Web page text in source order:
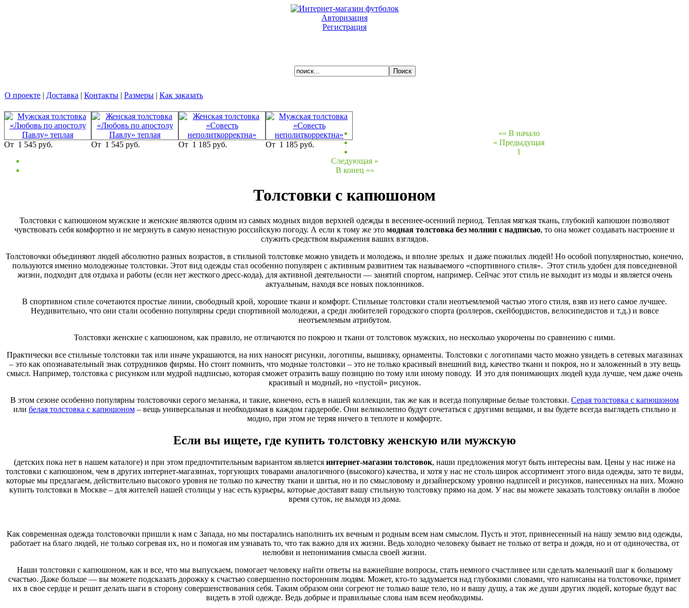
Авторизация
Регистрация
О проекте | Доставка | Контакты | Размеры | Как заказать
Толстовки с капюшоном
Толстовки с капюшоном мужские и женские являются одним из самых модных видов верхней одежды в весеннее-осенний период. Теплая мягкая ткань, глубокий капюшон позволяют
чувствовать себя комфортно и не мерзнуть в самую ненастную российскую погоду. А если к тому же это
служить средством выражения ваших взглядов.
Толстовочки объединяют людей абсолютно разных возрастов, в стильной толстовке можно увидеть и молодежь, и вполне зрелых
пользуются именно молодежные толстовки. Этот вид одежды стал особенно популярен с активным развитием так называемого «спортивного стиля».
актуальным, находя все новых поклонников.
В спортивном стиле сочетаются простые линии, свободный крой, хорошие ткани и комфорт. Стильные толстовки стали неотъемлемой частью этого стиля, взяв из него самое лучшее.
неотъемлемым атрибутом.
Толстовки женские с капюшоном, как правило, не отличаются по покрою и ткани от толстовок мужских, но несколько укорочены по сравнению с ними.
Практически все стильные толстовки так или иначе украшаются, на них наносят рисунки, логотипы, вышивку, орнаменты. Толстовки с логотипами часто можно увидеть в сетевых магазинах
– это как опознавательный знак сотрудников фирмы. Но стоит помнить, что модные толстовки – это не только красивый внешний вид, качество ткани и покроя, но и заложенный в эту вещь
смысл. Например, толстовка с рисунком или мудрой надписью, которая сможет отразить вашу позицию по тому или иному поводу. И это для понимающих людей куда лучше, чем даже очень
красивый и модный, но «пустой» рисунок.
В этом сезоне особенно популярны толстовочки серого меланжа, и такие, конечно, есть в нашей коллекции, так же как и всегда популярные белые толстовки.Серая толстовка с капюшоном
модно, при этом не теряя ничего в теплоте и комфорте.
Если вы ищете, где купить толстовку женскую или мужскую
(детских пока нет в нашем каталоге) и при этом предпочтительным вариантом является интернет-магазин толстовок , наши предложения могут быть интересны вам. Цены у нас ниже на
толстовки с капюшоном, чем в других интернет-магазинах, торгующих товарами аналогичного (высокого) качества, и хотя у нас не столь широк ассортимент этого вида одежды, зато те виды,
которые мы предлагаем, действительно высокого уровня не только по качеству ткани и шитья, но и по смысловому и дизайнерскому уровню надписей и рисунков, нанесенных на них. Можно
купить толстовки в Москве – для жителей нашей столицы у нас есть курьеры, которые доставят вашу стильную толстовку прямо на дом. У нас вы можете заказать толстовку онлайн в любое
Как современная одежда толстовочки пришли к нам с Запада, но мы постарались наполнить их вечным и родным всем нам смыслом. Пусть и этот, привнесенный на нашу землю вид одежды,
работает на благо людей, не только согревая их, но и помогая им узнавать то, что так важно для их жизни. Ведь холодно человеку бывает не только от ветра и дождя, но и от одиночества, от
нелюбви и непонимания смысла своей жизни.
Наши толстовки с капюшоном, как и все, что мы выпускаем, помогает человеку найти ответы на важнейшие вопросы, стать немного счастливее или сделать маленький шаг к большому
видеть в этой одежде. Ведь добрые и правильные слова нам всем необходимы.
От 1 545 руб. От 1 545 руб. От 1 185 руб. От 1 185 руб.
«« В начало
« Предыдущая
1
Следующая »
В конец »»
Толстовки с капюшоном
Толстовки с капюшоном мужские и женские являются одним из самых модных видов верхней одежды в весеннее-осенний период. Теплая мягкая ткань, глубокий капюшон позволяют
чувствовать себя комфортно и не мерзнуть в самую ненастную российскую погоду. А если к тому же это модная толстовка без молнии с надписью, то она может создавать настроение и
служить средством выражения ваших взглядов.
Толстовочки объединяют людей абсолютно разных возрастов, в стильной толстовке можно увидеть и молодежь, и вполне зрелых и даже пожилых людей! Но особой популярностью, конечно,
пользуются именно молодежные толстовки. Этот вид одежды стал особенно популярен с активным развитием так называемого «спортивного стиля». Этот стиль удобен для повседневной
жизни, подходит для отдыха и работы (если нет жесткого дресс-кода), для активной деятельности — занятий спортом, например. Сейчас этот стиль не выходит из моды и является очень
актуальным, находя все новых поклонников.
В спортивном стиле сочетаются простые линии, свободный крой, хорошие ткани и комфорт. Стильные толстовки стали неотъемлемой частью этого стиля, взяв из него самое лучшее.
Неудивительно, что они стали особенно популярны среди спортивной молодежи, а среди любителей городского спорта (роллеров, скейбордистов, велосипедистов и т.д.) и вовсе
неотъемлемым атрибутом.
Толстовки женские с капюшоном, как правило, не отличаются по покрою и ткани от толстовок мужских, но несколько укорочены по сравнению с ними.
Практически все стильные толстовки так или иначе украшаются, на них наносят рисунки, логотипы, вышивку, орнаменты. Толстовки с логотипами часто можно увидеть в сетевых магазинах
– это как опознавательный знак сотрудников фирмы. Но стоит помнить, что модные толстовки – это не только красивый внешний вид, качество ткани и покроя, но и заложенный в эту вещь
смысл. Например, толстовка с рисунком или мудрой надписью, которая сможет отразить вашу позицию по тому или иному поводу. И это для понимающих людей куда лучше, чем даже очень
красивый и модный, но «пустой» рисунок.
В этом сезоне особенно популярны толстовочки серого меланжа, и такие, конечно, есть в нашей коллекции, так же как и всегда популярные белые толстовки. Серая толстовка с капюшоном
или белая толстовка с капюшоном– вещь универсальная и необходимая в каждом гардеробе. Они великолепно будут сочетаться с другими вещами, и вы будете всегда выглядеть стильно и
модно, при этом не теряя ничего в теплоте и комфорте.
Если вы ищете, где купить толстовку женскую или мужскую
(детских пока нет в нашем каталоге) и при этом предпочтительным вариантом является интернет-магазин толстовок, наши предложения могут быть интересны вам. Цены у нас ниже на
толстовки с капюшоном, чем в других интернет-магазинах, торгующих товарами аналогичного (высокого) качества, и хотя у нас не столь широк ассортимент этого вида одежды, зато те виды,
которые мы предлагаем, действительно высокого уровня не только по качеству ткани и шитья, но и по смысловому и дизайнерскому уровню надписей и рисунков, нанесенных на них. Можно
купить толстовки в Москве – для жителей нашей столицы у нас есть курьеры, которые доставят вашу стильную толстовку прямо на дом. У нас вы можете заказать толстовку онлайн в любое
время суток, не выходя из дома.
Как современная одежда толстовочки пришли к нам с Запада, но мы постарались наполнить их вечным и родным всем нам смыслом. Пусть и этот, привнесенный на нашу землю вид одежды,
работает на благо людей, не только согревая их, но и помогая им узнавать то, что так важно для их жизни. Ведь холодно человеку бывает не только от ветра и дождя, но и от одиночества, от
нелюбви и непонимания смысла своей жизни.
Наши толстовки с капюшоном, как и все, что мы выпускаем, помогает человеку найти ответы на важнейшие вопросы, стать немного счастливее или сделать маленький шаг к большому
счастью. Даже больше — вы можете подсказать дорожку к счастью совершенно посторонним людям. Может, кто-то задумается над глубокими словами, что написаны на толстовочке, примет
их в свое сердце и решит делать шаги в сторону совершенствования себя. Таким образом они согреют не только ваше тело, но и вашу душу, а так же души других людей, которые будут вас
видеть в этой одежде. Ведь добрые и правильные слова нам всем необходимы.